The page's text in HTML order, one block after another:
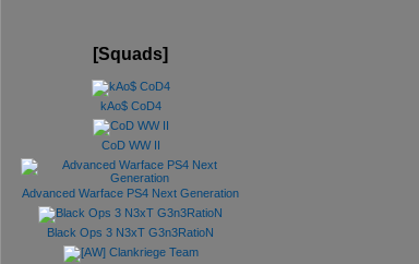
[Squads]
kAo$ CoD4
CoD WW II
Advanced Warface PS4 Next Generation
Black Ops 3 N3xT G3n3RatioN